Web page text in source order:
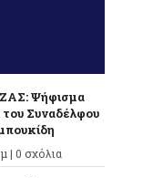
Ψήφισμα
του Συναδέλφου
| 0 σχόλια